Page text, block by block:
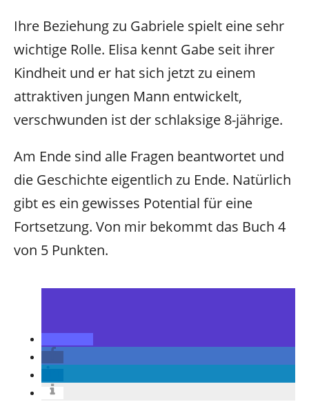
Ihre Beziehung zu Gabriele spielt eine sehr
wichtige Rolle. Elisa kennt Gabe seit ihrer
Kindheit und er hat sich jetzt zu einem
attraktiven jungen Mann entwickelt,
verschwunden ist der schlaksige 8-jährige.
Am Ende sind alle Fragen beantwortet und
die Geschichte eigentlich zu Ende. Natürlich
gibt es ein gewisses Potential für eine
Fortsetzung. Von mir bekommt das Buch 4
von 5 Punkten.